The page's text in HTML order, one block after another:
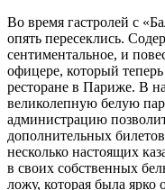
Во время гастролей с
опять пересеклись.
сентиментальное, и
офицере, который
ресторане в Париже. В
великолепную белую
администрацию
дополнительных
несколько настоящих
в своих собственных
ложу, которая была ярко